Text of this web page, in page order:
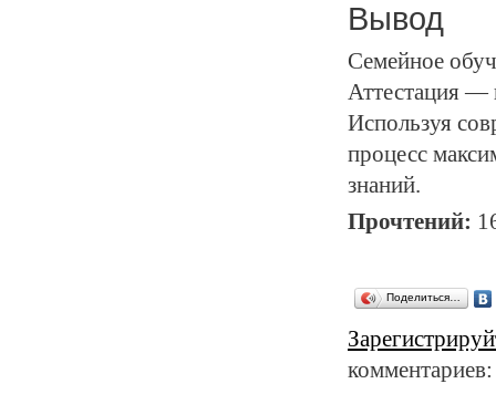
Вывод
Семейное
Аттестация —
Используя
процесс
знаний.
Прочтений:
Поделиться…